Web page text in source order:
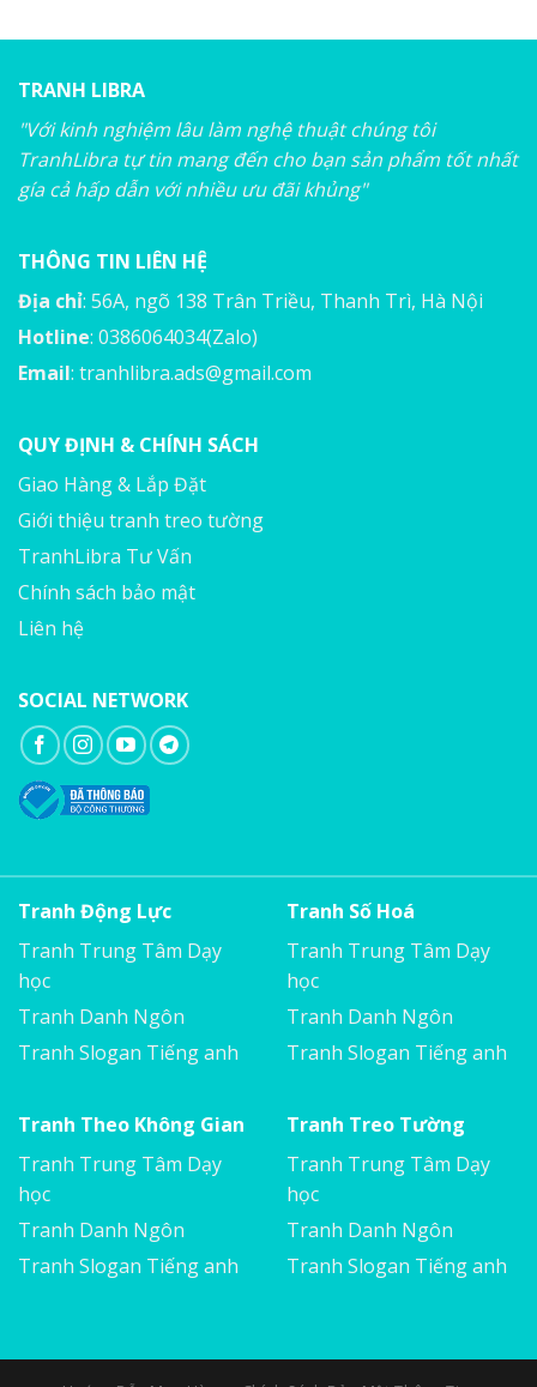
TRANH LIBRA
"Với kinh nghiệm lâu làm nghệ thuật chúng tôi
TranhLibra tự tin mang đến cho bạn sản phẩm tốt nhất
gía cả hấp dẫn với nhiều ưu đãi khủng"
THÔNG TIN LIÊN HỆ
Địa chỉ: 56A, ngõ 138 Trân Triều, Thanh Trì, Hà Nội
Hotline: 0386064034(Zalo)
Email: tranhlibra.ads@gmail.com
QUY ĐỊNH & CHÍNH SÁCH
Giao Hàng & Lắp Đặt
Giới thiệu tranh treo tường
TranhLibra Tư Vấn
Chính sách bảo mật
Liên hệ
SOCIAL NETWORK
Tranh Động Lực
Tranh Trung Tâm Dạy
học
Tranh Danh Ngôn
Tranh Slogan Tiếng anh
Tranh Số Hoá
Tranh Trung Tâm Dạy
học
Tranh Danh Ngôn
Tranh Slogan Tiếng anh
Tranh Theo Không Gian
Tranh Trung Tâm Dạy
học
Tranh Danh Ngôn
Tranh Slogan Tiếng anh
Tranh Treo Tường
Tranh Trung Tâm Dạy
học
Tranh Danh Ngôn
Tranh Slogan Tiếng anh